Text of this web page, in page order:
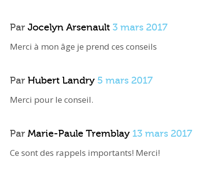
Par Jocelyn Arsenault 3 mars 2017
Merci à mon âge je prend ces conseils
Par Hubert Landry 5 mars 2017
Merci pour le conseil.
Par Marie-Paule Tremblay 13 mars 2017
Ce sont des rappels importants! Merci!